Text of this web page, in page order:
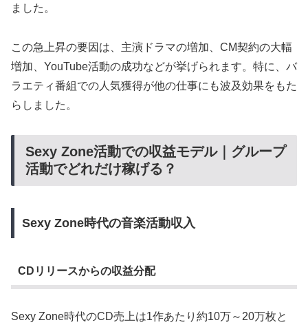
ました。
この急上昇の要因は、主演ドラマの増加、CM契約の大幅
増加、YouTube活動の成功などが挙げられます。特に、バ
ラエティ番組での人気獲得が他の仕事にも波及効果をもた
らしました。
Sexy Zone活動での収益モデル｜グループ
活動でどれだけ稼げる？
Sexy Zone時代の音楽活動収入
CDリリースからの収益分配
Sexy Zone時代のCD売上は1作あたり約10万～20万枚と